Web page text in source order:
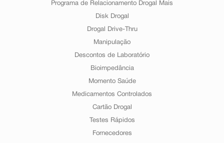
Programa de Relacionamento Drogal Mais
Disk Drogal
Drogal Drive-Thru
Manipulação
Descontos de Laboratório
Bioimpedância
Momento Saúde
Medicamentos Controlados
Cartão Drogal
Testes Rápidos
Fornecedores